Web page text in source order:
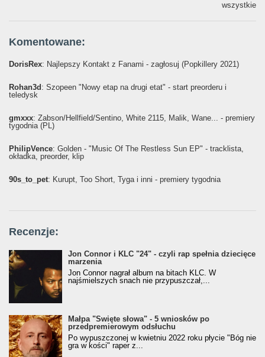
wszystkie
Komentowane:
DorisRex: Najlepszy Kontakt z Fanami - zagłosuj (Popkillery 2021)
Rohan3d : Szopeen "Nowy etap na drugi etat" - start preorderu i
teledysk
gmxxx: Żabson/Hellfield/Sentino, White 2115, Malik, Wane... - premiery
tygodnia (PL)
PhilipVence: Golden - "Music Of The Restless Sun EP" - tracklista,
okładka, preorder, klip
90s_to_pet: Kurupt, Too Short, Tyga i inni - premiery tygodnia
Recenzje:
Jon Connor i KLC "24" - czyli rap spełnia dziecięce
marzenia
Jon Connor nagrał album na bitach KLC. W
najśmielszych snach nie przypuszczał,...
Małpa "Święte słowa" - 5 wniosków po
przedpremierowym odsłuchu
Po wypuszczonej w kwietniu 2022 roku płycie "Bóg nie
gra w kości" raper z...